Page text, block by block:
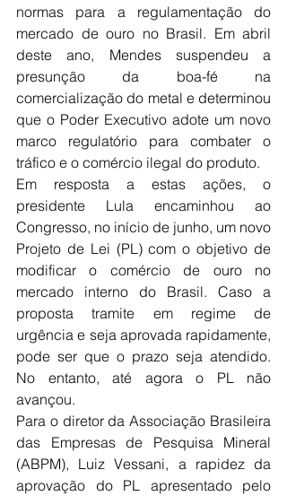
normas para a regulamentação do
mercado de ouro no Brasil. Em abril
deste ano, Mendes suspendeu a
presunção da boa-fé na
comercialização do metal e determinou
que o Poder Executivo adote um novo
marco regulatório para combater o
tráfico e o comércio ilegal do produto.
Em resposta a estas ações, o
presidente Lula encaminhou ao
Congresso, no início de junho, um novo
Projeto de Lei (PL) com o objetivo de
modificar o comércio de ouro no
mercado interno do Brasil. Caso a
proposta tramite em regime de
urgência e seja aprovada rapidamente,
pode ser que o prazo seja atendido.
No entanto, até agora o PL não
avançou.
Para o diretor da Associação Brasileira
das Empresas de Pesquisa Mineral
(ABPM), Luiz Vessani, a rapidez da
aprovação do PL apresentado pelo